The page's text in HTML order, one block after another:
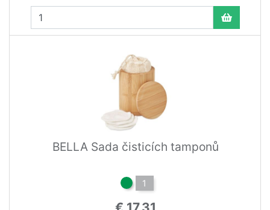
BELLA Sada čisticích tamponů
1